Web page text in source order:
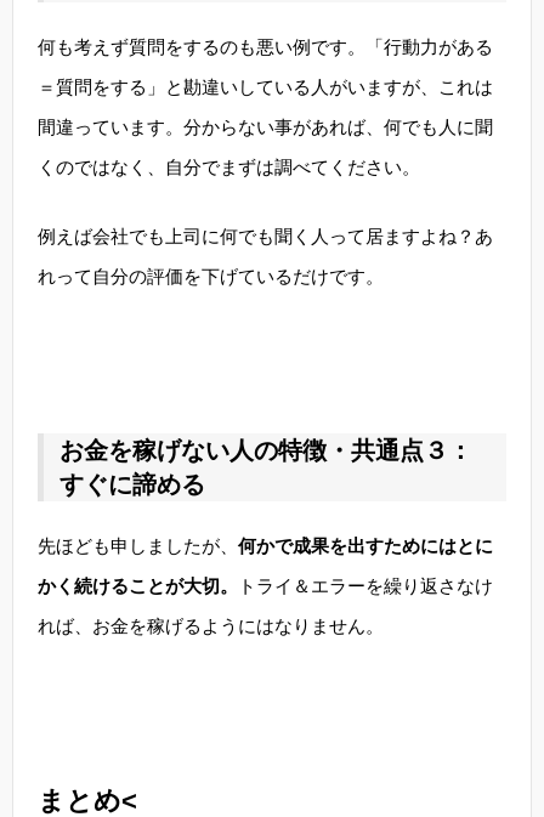
何も考えず質問をするのも悪い例です。「行動力がある
＝質問をする」と勘違いしている人がいますが、これは
間違っています。分からない事があれば、何でも人に聞
くのではなく、自分でまずは調べてください。
例えば会社でも上司に何でも聞く人って居ますよね？あ
れって自分の評価を下げているだけです。
お金を稼げない人の特徴・共通点３：
すぐに諦める
先ほども申しましたが、 何かで成果を出すためにはとに
かく続けることが大切。
トライ＆エラーを繰り返さなけ
れば、お金を稼げるようにはなりません。
まとめ<